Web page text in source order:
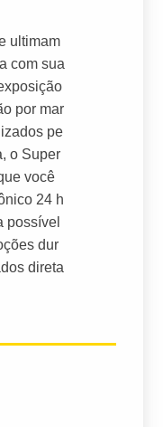
ultimam
com sua
por mar
pe
o Super
você
24 h
possível
dur
direta